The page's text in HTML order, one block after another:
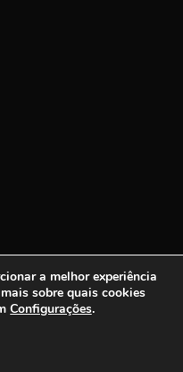
a melhor experiência
sobre quais cookies
Configurações.